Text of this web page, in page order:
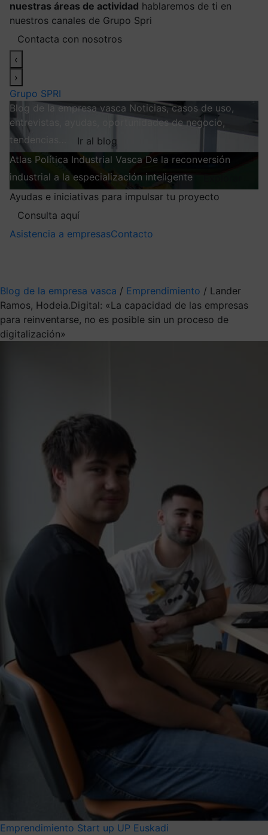
nuestras áreas de actividad hablaremos de ti en
nuestros canales de Grupo Spri
Contacta con nosotros
‹
›
Grupo SPRI
Blog de la empresa vasca Noticias, casos de uso,
entrevistas, ayudas, oportunidades de negocio,
tendencias…
Ir al blog
Atlas Política Industrial Vasca De la reconversión
industrial a la especialización inteligente
Ayudas e iniciativas para impulsar tu proyecto
Consulta aquí
Asistencia a empresasContacto
Blog de la empresa vasca / Emprendimiento / Lander
Ramos, Hodeia.Digital: «La capacidad de las empresas
para reinventarse, no es posible sin un proceso de
digitalización»
Emprendimiento Start up UP Euskadi